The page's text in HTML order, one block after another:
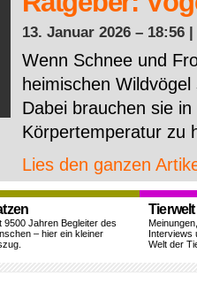
13. Januar 2026 – 18:56 |
Wenn Schnee und
heimischen
Dabei brauchen sie
Körpertemperatur zu
Lies den ganzen
9500 Jahren Begleiter des
– hier ein kleiner
Tierwelt
Interviews
Welt der